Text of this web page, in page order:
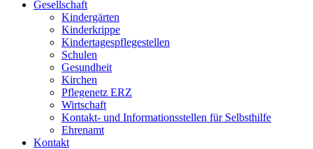
Gesellschaft
Kindergärten
Kinderkrippe
Kindertagespflegestellen
Schulen
Gesundheit
Kirchen
Pflegenetz ERZ
Wirtschaft
Kontakt- und Informationsstellen für Selbsthilfe
Ehrenamt
Kontakt